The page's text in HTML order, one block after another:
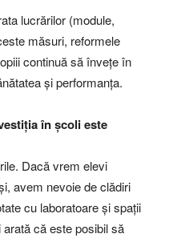
lucrărilor (module,
măsuri, reformele
continuă să învețe în
și performanța.
în școli este
Dacă vrem elevi
avem nevoie de clădiri
cu laboratoare și spații
că este posibil să